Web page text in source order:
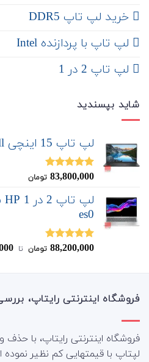
خرید لپ تاپ DDR5
لپ تاپ با پردازنده Intel
لپ تاپ 2 در 1
شاید بپسندید
لپ تاپ 15 اینچی Dell مدل Inspiron 3535
نمره5.00
83,800,000 تومان
es0
نمره5.00
88,200,000 تومان ‌ تا ‌
فروشگاه اینترنتی رایتاپ،
فروشگاه اینترنتی رایتاپ، با
لپتاپ با قیمتهایی کم نظیر